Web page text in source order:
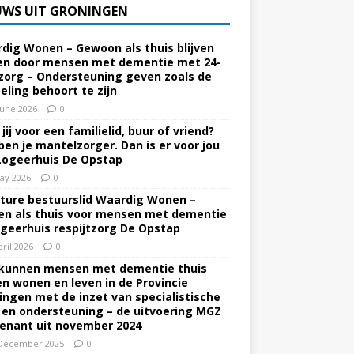
UIT GRONINGEN
Wonen – Gewoon als thuis blijven
door mensen met dementie met 24-
– Ondersteuning geven zoals de
behoort te zijn
2026 0
jij voor een familielid, buur of vriend?
je mantelzorger. Dan is er voor jou
De Opstap
2026 0
bestuurslid Waardig Wonen –
als thuis voor mensen met dementie
respijtzorg De Opstap
2026 0
mensen met dementie thuis
wonen en leven in de Provincie
met de inzet van specialistische
ondersteuning – de uitvoering MGZ
uit november 2024
2025 0